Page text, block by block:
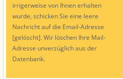
irrigerweise von Ihnen erhalten
wurde, schicken Sie eine leere
Nachricht auf die Email-Adresse
[gelöscht]. Wir löschen Ihre Mail-
Adresse unverzüglich aus der
Datenbank.